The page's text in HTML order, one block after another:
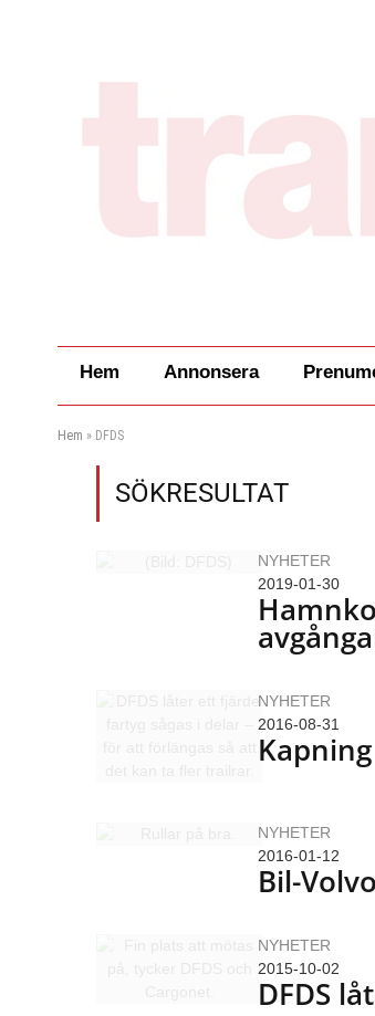
Hem Annonsera
Hem » DFDS
SÖKRESULTAT
NYHETER
2019-01-30
NYHETER
2016-08-31
NYHETER
2016-01-12
Bil-
NYHETER
2015-10-02
DFDS